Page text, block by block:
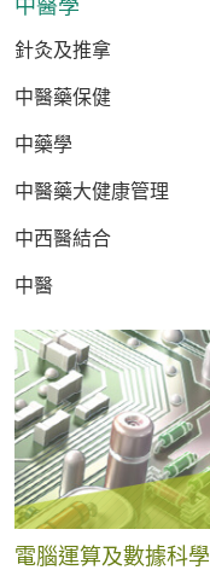
中醫學
針灸及推拿
中醫藥保健
中藥學
中醫藥大健康管理
中西醫結合
中醫
電腦運算及數據科學